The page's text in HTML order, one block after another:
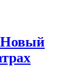
Новый